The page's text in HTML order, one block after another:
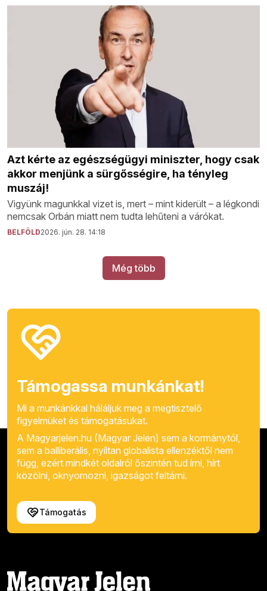
Azt kérte az egészségügyi miniszter, hogy csak
akkor menjünk a sürgősségire, ha tényleg
muszáj!
Vigyünk magunkkal vizet is, mert – mint kiderült – a légkondi
nemcsak Orbán miatt nem tudta lehűteni a várókat.
BELFÖLD2026. jún. 28. 14:18
Még több
Támogassa munkánkat!
Mi a munkánkkal háláljuk meg a megtisztelő
figyelmüket és támogatásukat.
A Magyarjelen.hu (Magyar Jelen) sem a kormánytól,
sem a balliberális, nyíltan globalista ellenzéktől nem
függ, ezért mindkét oldalról őszintén tud írni, hírt
közölni, oknyomozni, igazságot feltárni.
Támogatás